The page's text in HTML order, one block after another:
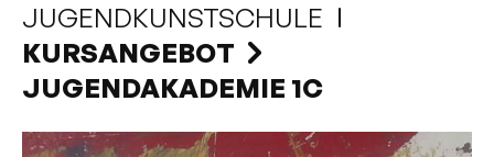
JUGENDKUNSTSCHULE
KURSANGEBOT
JUGENDAKADEMIE 1C